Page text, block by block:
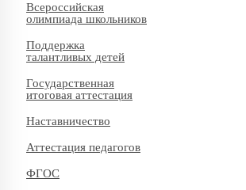
Всероссийская
олимпиада школьников
Поддержка
талантливых детей
Государственная
итоговая аттестация
Наставничество
Аттестация педагогов
ФГОС